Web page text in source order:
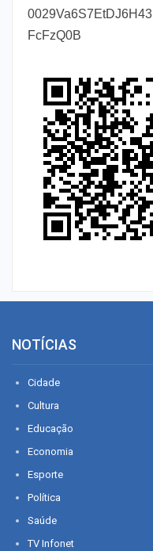
0029Va6S7EtDJ6H43
FcFzQ0B
NOTÍCIAS
Cidade
Cultura
Educação
Economia
Esporte
Política
Saúde
TV Infonet